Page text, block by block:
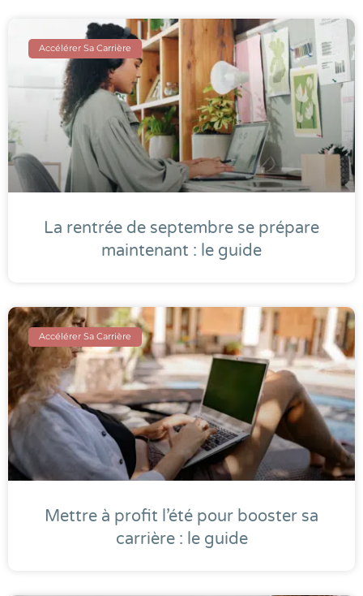
Accélérer Sa Carrière
La rentrée de septembre se prépare
maintenant : le guide
Accélérer Sa Carrière
Mettre à profit l’été pour booster sa
carrière : le guide